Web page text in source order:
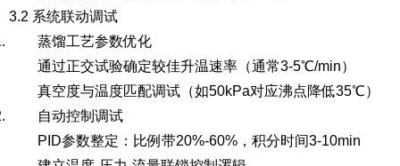
3.2 系统联动调试
蒸馏工艺参数优化
通过正交试验确定较佳升温速率（通常3-5℃/min）
真空度与温度匹配调试（如50kPa对应沸点降低35℃）
自动控制调试
PID参数整定：比例带20%-60%，积分时间3-10min